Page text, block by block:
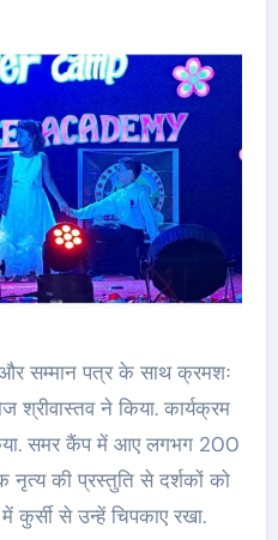
सम्मान पत्र के साथ क्रमशः
श्रीवास्तव ने किया. कार्यक्रम
समर कैंप में आए लगभग 200
की प्रस्तुति से दर्शकों को
से उन्हें चिपकाए रखा.